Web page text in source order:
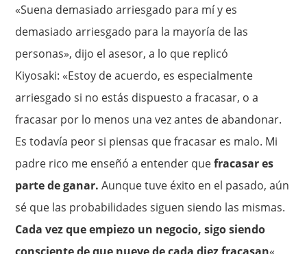
«Suena demasiado arriesgado para mí y es
demasiado arriesgado para la mayoría de las
personas», dijo el asesor, a lo que replicó
Kiyosaki: «Estoy de acuerdo, es especialmente
arriesgado si no estás dispuesto a fracasar, o a
fracasar por lo menos una vez antes de abandonar.
Es todavía peor si piensas que fracasar es malo. Mi
padre rico me enseñó a entender quefracasar es
parte de ganar. Aunque tuve éxito en el pasado, aún
sé que las probabilidades siguen siendo las mismas.
Cada vez que empiezo un negocio, sigo siendo